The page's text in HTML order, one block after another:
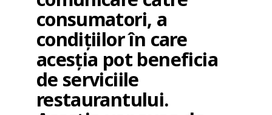
consumatori, a
condițiilor în care
acesția pot beneficia
de serviciile
restaurantului.